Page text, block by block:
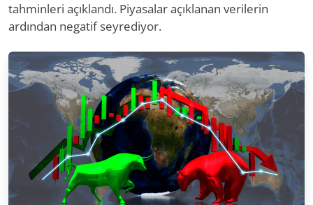
tahminleri açıklandı. Piyasalar açıklanan verilerin
ardından negatif seyrediyor.